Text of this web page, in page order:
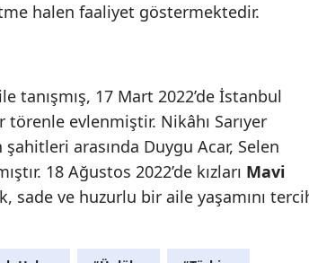
halen faaliyet göstermektedir.
tanışmış, 17 Mart 2022’de İstanbul
evlenmiştir. Nikâhı Sarıyer
şahitleri arasında Duygu Acar, Selen
18 Ağustos 2022’de kızları Mavi
sade ve huzurlu bir aile yaşamını